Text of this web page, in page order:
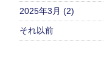
2025年3月 (2)
それ以前